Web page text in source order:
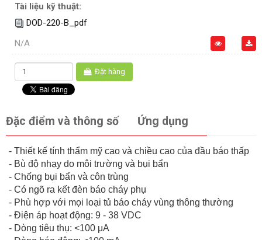
Tài liệu kỹ thuật:
DOD-220-B_pdf
N/A
Đặt hàng
Đặc điểm và thông số Ứng dụng
- Thiết kế tính thẩm mỹ cao và chiều cao của đầu báo thấp
- Bù độ nhạy do môi trường và bụi bẩn
- Chống bụi bẩn và côn trùng
- Có ngõ ra kết đèn báo cháy phụ
- Phù hợp với mọi loại tủ báo cháy vùng thông thường
- Điện áp hoạt động: 9 - 38 VDC
- Dòng tiêu thụ: <100 μA